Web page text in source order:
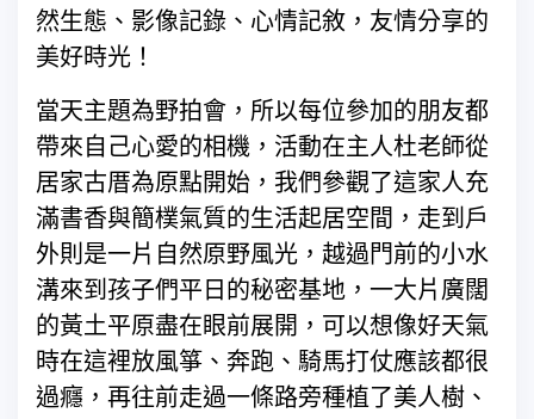
然生態、影像記錄、心情記敘，友情分享的
美好時光！
當天主題為野拍會，所以每位參加的朋友都
帶來自己心愛的相機，活動在主人杜老師從
居家古厝為原點開始，我們參觀了這家人充
滿書香與簡樸氣質的生活起居空間，走到戶
外則是一片自然原野風光，越過門前的小水
溝來到孩子們平日的秘密基地，一大片廣闊
的黃土平原盡在眼前展開，可以想像好天氣
時在這裡放風箏、奔跑、騎馬打仗應該都很
過癮，再往前走過一條路旁種植了美人樹、